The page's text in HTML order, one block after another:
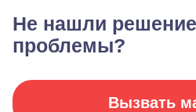
Не нашли
проблемы?
Вызвать